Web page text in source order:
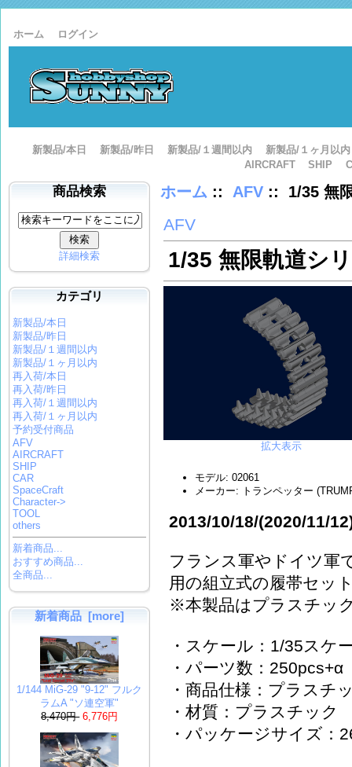
ホーム ログイン
新製品/本日 新製品/昨日 新製品/１週間以内
新製品/１ヶ月以内
AIRCRAFT
SHIP
商品検索
詳細検索
カテゴリ
新製品/本日
新製品/昨日
新製品/１週間以内
新製品/１ヶ月以内
再入荷/本日
再入荷/昨日
再入荷/１週間以内
再入荷/１ヶ月以内
予約受付商品
AFV
AIRCRAFT
SHIP
CAR
SpaceCraft
Character->
TOOL
others
新着商品...
おすすめ商品...
全商品...
新着商品 [more]
1/144 MiG-29 "9-12" フルク
ラムA "ソ連空軍"
8,470円 6,776円
ホーム :: AFV :: 1/35 無
AFV
1/35 無限軌道シ
拡大表示
モデル: 02061
メーカー: トランペッター
2013/10/18/(2020/11/
フランス軍やドイツ軍
用の組立式の履帯セッ
※本製品はプラスチッ
・スケール：1/35スケ
・パーツ数：250pcs+α
・商品仕様：プラスチ
・材質：プラスチック
・パッケージサイズ：